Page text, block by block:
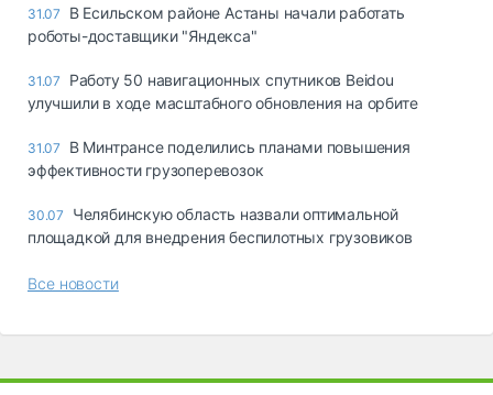
31.07
В Есильском районе Астаны начали работать
роботы-доставщики "Яндекса"
31.07
Работу 50 навигационных спутников Beidou
улучшили в ходе масштабного обновления на орбите
31.07
В Минтрансе поделились планами повышения
эффективности грузоперевозок
30.07
Челябинскую область назвали оптимальной
площадкой для внедрения беспилотных грузовиков
Все новости